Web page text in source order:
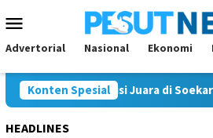
ke
kontenMobile
Advertorial Nasional Ekonomi
Konten Spesial
FC Bawa Misi Juara di Soekarno
HEADLINES